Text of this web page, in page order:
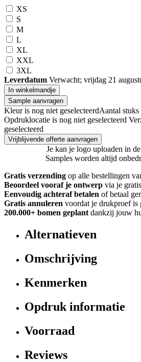
XS
S
M
L
XL
XXL
3XL
Leverdatum Verwacht; vrijdag 21
In winkelmandje
Sample aanvragen
Kleur is nog niet geselecteerdAantal stuks
Opdruklocatie is nog niet geselecteerd
geselecteerd
Vrijblijvende offerte aanvragen
Je kan je logo uploaden in
Samples worden altijd
Gratis verzending op alle bestellingen
Beoordeel vooraf je ontwerp via je
Eenvoudig achteraf betalen of betaal
Gratis annuleren voordat je drukproef is
200.000+ bomen geplant dankzij jouw
Alternatieven
Omschrijving
Kenmerken
Opdruk informatie
Voorraad
Reviews